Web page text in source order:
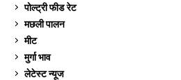
पोल्ट्री फीड रेट
मछली पालन
मीट
मुर्गा भाव
लेटेस्ट न्यूज